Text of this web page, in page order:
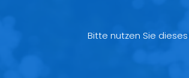
Bitte nutzen Sie